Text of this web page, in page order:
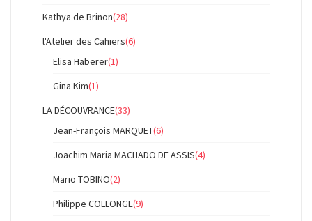
Kathya de Brinon(28)
l'Atelier des Cahiers(6)
Elisa Haberer(1)
Gina Kim(1)
LA DÉCOUVRANCE(33)
Jean-François MARQUET(6)
Joachim Maria MACHADO DE ASSIS(4)
Mario TOBINO(2)
Philippe COLLONGE(9)